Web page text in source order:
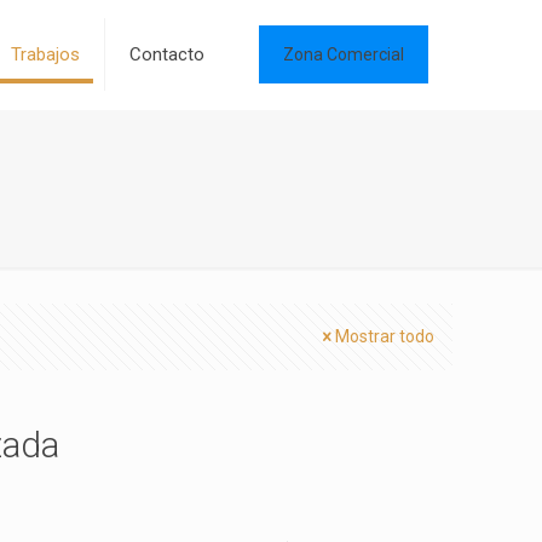
Trabajos Contacto Zona Comercial
Mostrar todo